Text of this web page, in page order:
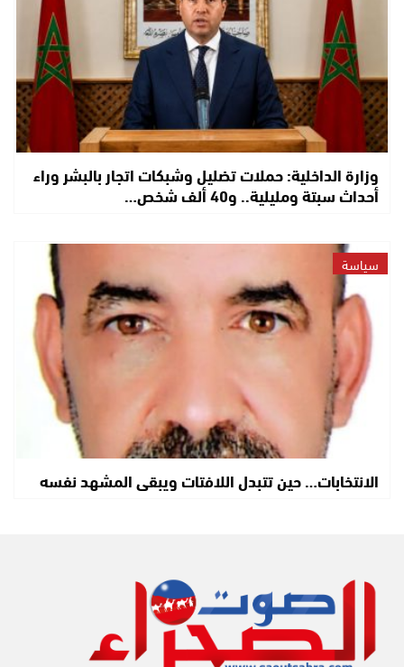
وزارة الداخلية: حملات تضليل وشبكات اتجار بالبشر وراء
أحداث سبتة ومليلية.. و40 ألف شخص…
سياسة
الانتخابات… حين تتبدل اللافتات ويبقى المشهد نفسه